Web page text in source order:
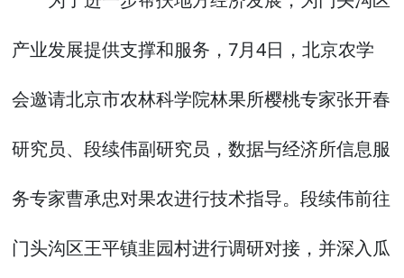
产业发展提供支撑和服务，7月4日，北京农学
会邀请北京市农林科学院林果所樱桃专家张开春
研究员、段续伟副研究员，数据与经济所信息服
务专家曹承忠对果农进行技术指导。段续伟前往
门头沟区王平镇韭园村进行调研对接，并深入瓜